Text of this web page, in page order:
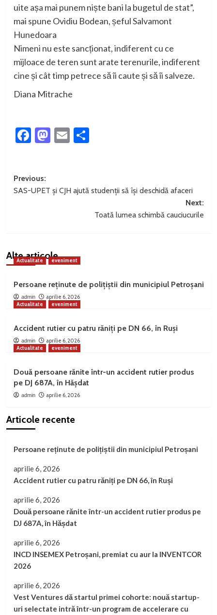
uite așa mai punem niște bani la bugetul de stat”,
mai spune Ovidiu Bodean, șeful Salvamont
Hunedoara
Nimeni nu este sancționat, indiferent cu ce
mijloace de teren sunt arate terenurile, indiferent
cine și cât timp petrece să îi caute și să îi salveze.
Diana Mitrache
Facebook
Mastodon
EmailPartajează
Post
navigation
Previous:
SAS-UPET și CJH ajută studenții să își deschidă afaceri
Next:
Toată lumea schimbă cauciucurile
Alte articole
Actualitate eveniment
Persoane reținute de polițiștii din municipiul Petroșani
admin
aprilie 6, 2026
Actualitate
eveniment
Accident rutier cu patru răniți pe DN 66, în Ruși
admin
aprilie 6, 2026
Actualitate
eveniment
Două persoane rănite într-un accident rutier produs
pe DJ 687A, în Hășdat
admin aprilie 6, 2026
Articole recente
Persoane reținute de polițiștii din municipiul Petroșani
aprilie 6, 2026
Accident rutier cu patru răniți pe DN 66, în Ruși
aprilie 6, 2026
Două persoane rănite într-un accident rutier produs pe
DJ 687A, în Hășdat
aprilie 6, 2026
INCD INSEMEX Petroșani, premiat cu aur la INVENTCOR
2026
aprilie 6, 2026
Vest Ventures dă startul primei cohorte: nouă startup-
uri selectate intră într-un program de accelerare cu